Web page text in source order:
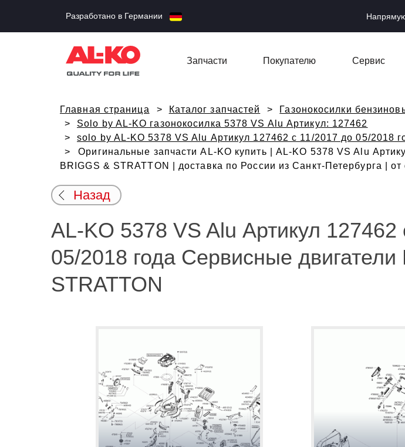
Разработано в Германии
Запчасти Покупателю Сервис
Главная страница Каталог запчастей
Газонокосилки
Solo by AL-KO газонокосилка 5378 VS Alu Артикул: 127462
solo by AL-KO 5378 VS Alu Артикул 127462 с 11/2017 до 05/2018
Оригинальные запчасти AL-KO купить | AL-KO 5378 VS Alu
BRIGGS & STRATTON | доставка по России из Санкт-Петербурга |
Назад
AL-KO 5378 VS Alu Артикул 127462
05/2018 года Сервисные двигатели
STRATTON